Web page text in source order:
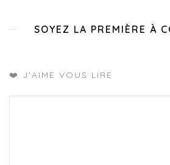
SOYEZ LA PREMIÈRE À
❤️ J'AIME VOUS LIRE